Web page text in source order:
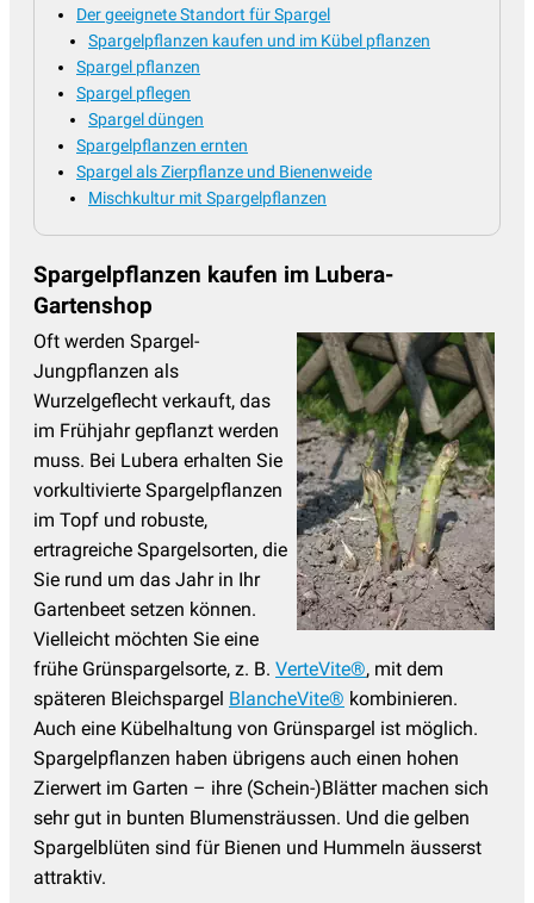
Der geeignete Standort für Spargel
Spargelpflanzen kaufen und im Kübel pflanzen
Spargel pflanzen
Spargel pflegen
Spargel düngen
Spargelpflanzen ernten
Spargel als Zierpflanze und Bienenweide
Mischkultur mit Spargelpflanzen
Spargelpflanzen kaufen im Lubera-
Gartenshop
Oft werden Spargel-
Jungpflanzen als
Wurzelgeflecht verkauft, das
im Frühjahr gepflanzt werden
muss. Bei Lubera erhalten Sie
vorkultivierte Spargelpflanzen
im Topf und robuste,
ertragreiche Spargelsorten, die
Sie rund um das Jahr in Ihr
Gartenbeet setzen können.
Vielleicht möchten Sie eine
frühe Grünspargelsorte, z. B. VerteVite®, mit dem
späteren Bleichspargel BlancheVite® kombinieren.
Auch eine Kübelhaltung von Grünspargel ist möglich.
Spargelpflanzen haben übrigens auch einen hohen
Zierwert im Garten – ihre (Schein-)Blätter machen sich
sehr gut in bunten Blumensträussen. Und die gelben
Spargelblüten sind für Bienen und Hummeln äusserst
attraktiv.